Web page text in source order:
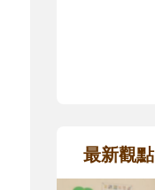
最新觀點